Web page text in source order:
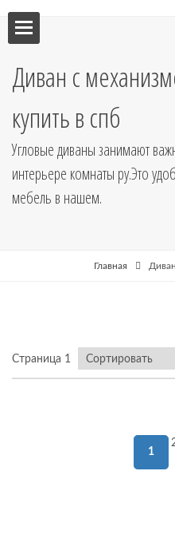
Диван с
купить в спб
Угловые диваны занимают
интерьере комнаты ру.Это
мебель в нашем.
Главная
Страница 1
1